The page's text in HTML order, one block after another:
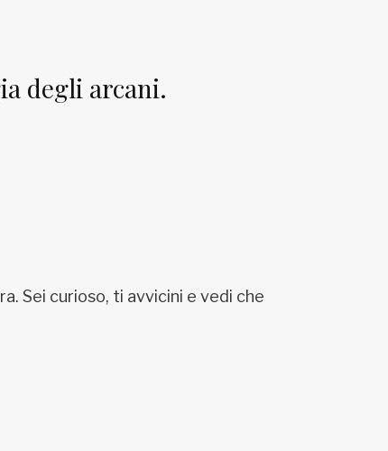
degli arcani.
Sei curioso, ti avvicini e vedi che